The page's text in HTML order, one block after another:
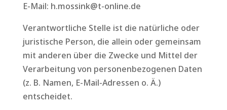
E-Mail: h.mossink@t-online.de
Verantwortliche Stelle ist die natürliche oder
juristische Person, die allein oder gemeinsam
mit anderen über die Zwecke und Mittel der
Verarbeitung von personenbezogenen Daten
(z. B. Namen, E-Mail-Adressen o. Ä.)
entscheidet.